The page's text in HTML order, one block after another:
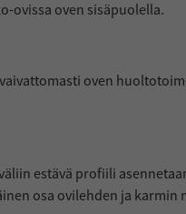
ovissa oven sisäpuolella.
oven
estävä profiili
osa ovilehden ja